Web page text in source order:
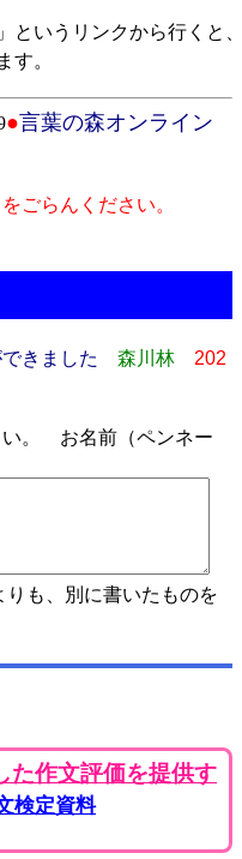
というリンクから行くと
す。
●言葉の森オンライン
ごらんください。
きました 森川林
202
。 お名前（ペンネー
も、別に書いたものを
た作文評価を提供す
検定資料